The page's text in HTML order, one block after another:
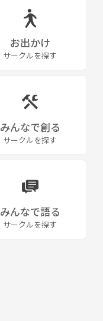
お出かけ
サークルを探す
みんなで創る
サークルを探す
みんなで語る
サークルを探す